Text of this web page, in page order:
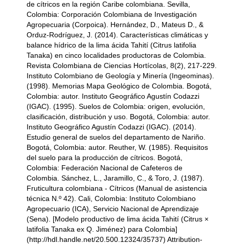
de cítricos en la región Caribe colombiana. Sevilla,
Colombia: Corporación Colombiana de Investigación
Agropecuaria (Corpoica). Hernández, D., Mateus D., &
Orduz-Rodríguez, J. (2014). Características climáticas y
balance hídrico de la lima ácida Tahití (Citrus latifolia
Tanaka) en cinco localidades productoras de Colombia.
Revista Colombiana de Ciencias Hortícolas, 8(2), 217-229.
Instituto Colombiano de Geología y Minería (Ingeominas).
(1998). Memorias Mapa Geológico de Colombia. Bogotá,
Colombia: autor. Instituto Geográfico Agustín Codazzi
(IGAC). (1995). Suelos de Colombia: origen, evolución,
clasificación, distribución y uso. Bogotá, Colombia: autor.
Instituto Geográfico Agustín Codazzi (IGAC). (2014).
Estudio general de suelos del departamento de Nariño.
Bogotá, Colombia: autor. Reuther, W. (1985). Requisitos
del suelo para la producción de cítricos. Bogotá,
Colombia: Federación Nacional de Cafeteros de
Colombia. Sánchez, L., Jaramillo, C., & Toro, J. (1987).
Fruticultura colombiana - Cítricos (Manual de asistencia
técnica N.º 42). Cali, Colombia: Instituto Colombiano
Agropecuario (ICA), Servicio Nacional de Aprendizaje
(Sena). [Modelo productivo de lima ácida Tahití (Citrus ×
latifolia Tanaka ex Q. Jiménez) para Colombia]
(http://hdl.handle.net/20.500.12324/35737) Attribution-